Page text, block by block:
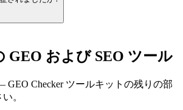
GEO および SEO ツール
Checker ツールキットの残りの部
。